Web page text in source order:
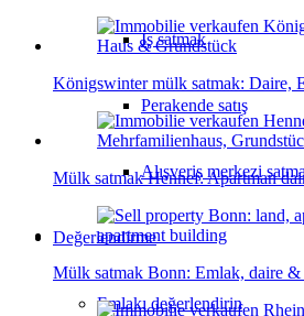
İş satmak
Perakende satış
Alışveriş merkezi
Değerlendirme
Emlakı değerlendirin
Königswinter mülk satmak: Daire,
Mülk satmak Hennef: Apartman
Mülk satmak Bonn: Emlak, daire &